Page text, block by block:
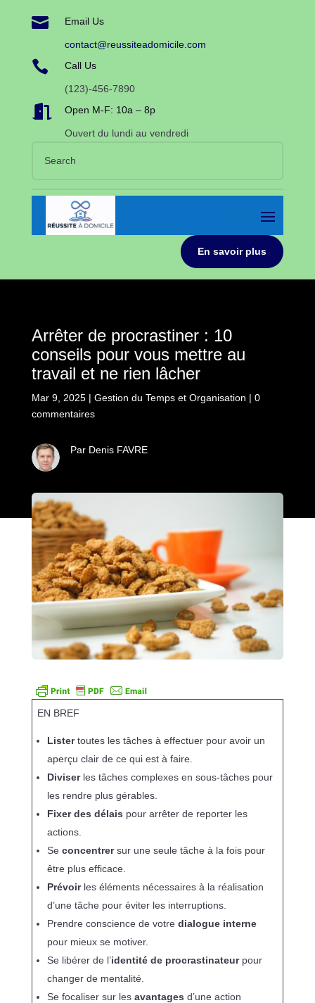
 Email Us
contact@reussiteadomicile.com
 Call Us
(123)-456-7890
 Open M-F: 10a – 8p
Ouvert du lundi au vendredi
En savoir plus
Arrêter de procrastiner : 10
conseils pour vous mettre au
travail et ne rien lâcher
Mar 9, 2025| Gestion du Temps et Organisation | 0
commentaires
Par Denis FAVRE
EN BREF
Listertoutes les tâches à effectuer pour avoir un
aperçu clair de ce qui est à faire.
Diviserles tâches complexes en sous-tâches pour
les rendre plus gérables.
Fixer des délais pour arrêter de reporter les
actions.
Se concentrersur une seule tâche à la fois pour
être plus efficace.
Prévoirles éléments nécessaires à la réalisation
d’une tâche pour éviter les interruptions.
Prendre conscience de votre dialogue interne
pour mieux se motiver.
Se libérer de l’identité de procrastinateurpour
changer de mentalité.
Se focaliser sur les avantages d’une action